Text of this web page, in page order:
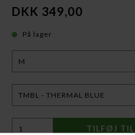
DKK 349,00
På lager